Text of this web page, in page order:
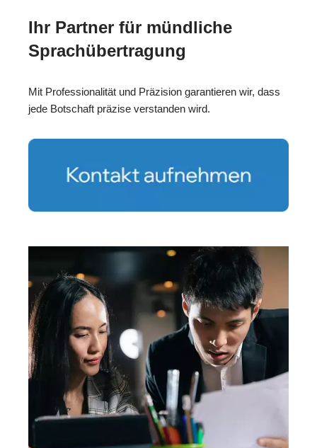
Ihr Partner für mündliche
Sprachübertragung
Mit Professionalität und Präzision garantieren wir, dass
jede Botschaft präzise verstanden wird.